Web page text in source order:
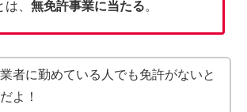
は、無免許事業に当たる。
者に勤めている人でも免許がないと
よ！